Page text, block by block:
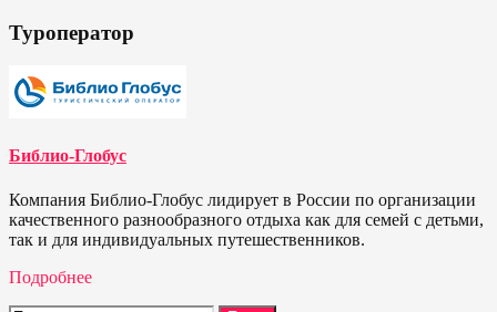
Туроператор
Библио-Глобус
Компания Библио-Глобус лидирует в России по организации
качественного разнообразного отдыха как для семей с детьми,
так и для индивидуальных путешественников.
Подробнее